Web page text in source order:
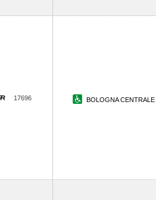
17696 BOLOGNA CENTRALE